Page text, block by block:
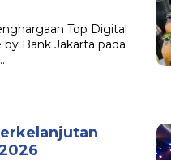
Top Digital
Bank Jakarta pada